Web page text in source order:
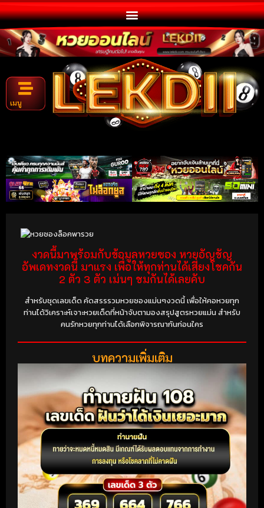
เมนู
งวดนี้มาพร้อมกับข้อมูลหวยซอง หวยอัญชัญ
อัพเดทงวดนี้ มาแรง เพื่อให้ทุกท่านได้เสี่ยงโชคกัน
2 ตัว 3 ตัว เม่นๆ ชมกันได้เลยคับ
สำหรับชุดเลขเด็ด คัดสรรรวมหวยซองแม่นๆงวดนี้ เพื่อให้คอหวยทุก
ท่านได้วิเคราะห์เจาะหวยเด็ดที่หน้าจับตามองสรุปสูตรหวยแม่น สำหรับ
คนรักหวยทุกท่านได้เลือกพิจารณากันก่อนใคร
บทความเพิ่มเติม